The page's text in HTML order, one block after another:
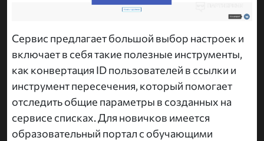
Сервис предлагает большой выбор настроек и
включает в себя такие полезные инструменты,
как конвертация ID пользователей в ссылки и
инструмент пересечения, который помогает
отследить общие параметры в созданных на
сервисе списках. Для новичков имеется
образовательный портал с обучающими